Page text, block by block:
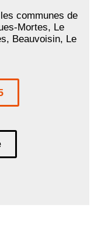
communes de
Mortes, Le
Beauvoisin, Le